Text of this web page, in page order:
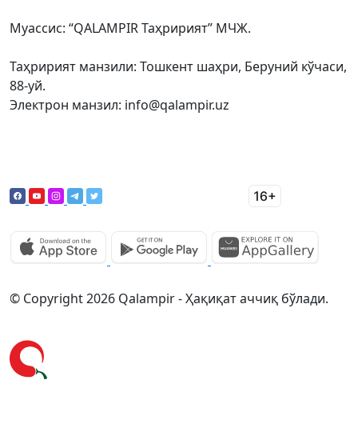
Муассис: “QALAMPIR Таҳририят” МЧЖ.
Таҳририят манзили: Тошкент шаҳри, Беруний кўчаси,
88-уй.
Электрон манзил: info@qalampir.uz
© Copyright 2026 Qalampir - Ҳақиқат аччиқ бўлади.